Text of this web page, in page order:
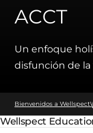
ACCT
Un enfoque
disfunción de
Bienvenidos a Wellspect
Página parental:
Wellspect